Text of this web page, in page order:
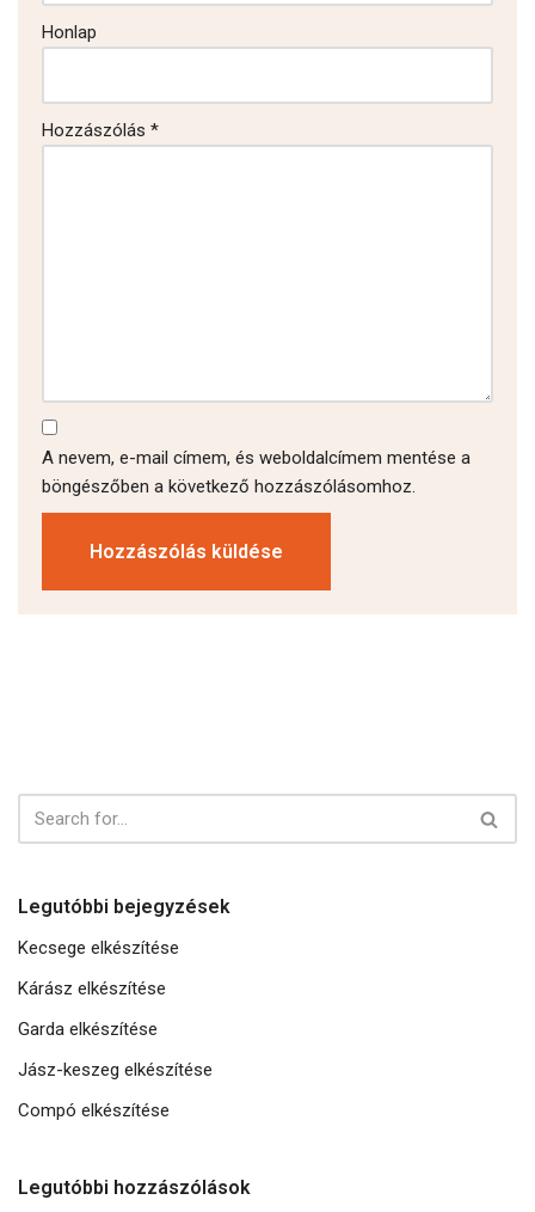
Honlap
Hozzászólás *
A nevem, e-mail címem, és weboldalcímem mentése a
böngészőben a következő hozzászólásomhoz.
Legutóbbi bejegyzések
Kecsege elkészítése
Kárász elkészítése
Garda elkészítése
Jász-keszeg elkészítése
Compó elkészítése
Legutóbbi hozzászólások